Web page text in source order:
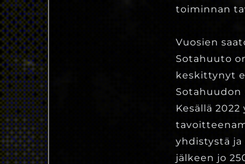
toiminnan
Vuosien
Sotahuuto
keskittynyt
Sotahuudon
Kesällä
yhdistystä ja
jälkeen jo